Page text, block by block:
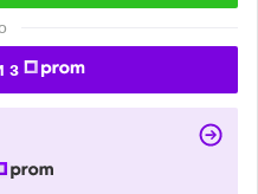
з